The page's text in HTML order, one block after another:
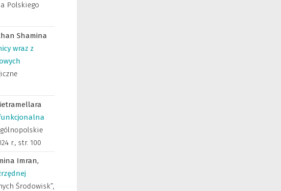
Polskiego
Shamina
wraz z
r., str. 100
Imran,
Środowisk”,